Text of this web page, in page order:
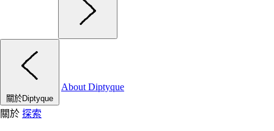
關於Diptyque
About Diptyque
關於 探索